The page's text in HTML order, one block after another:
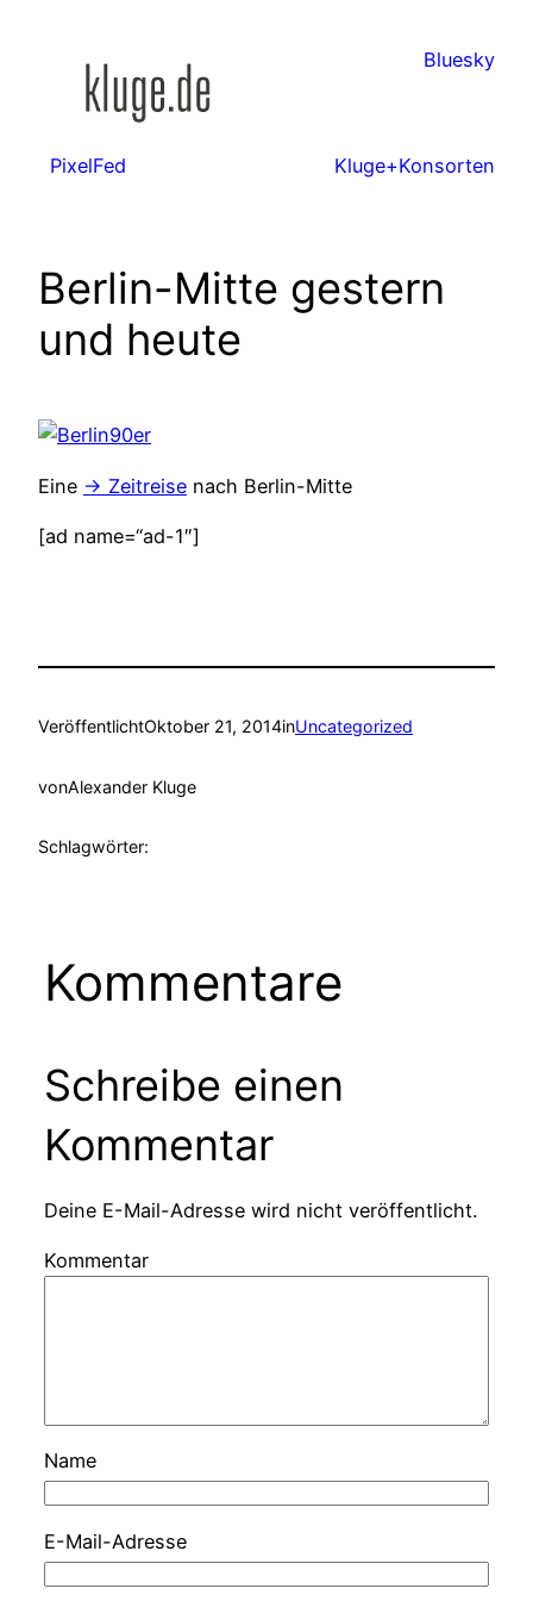
Bluesky
PixelFed Kluge+Konsorten
Berlin-Mitte gestern
und heute
Eine -> Zeitreise nach Berlin-Mitte
[ad name=“ad-1″]
VeröffentlichtOktober 21, 2014inUncategorized
vonAlexander Kluge
Schlagwörter:
Kommentare
Schreibe einen
Kommentar
Deine E-Mail-Adresse wird nicht veröffentlicht.
Kommentar
Name
E-Mail-Adresse